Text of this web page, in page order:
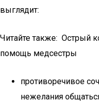
выглядит:
Читайте также: Острый
помощь медсестры
противоречивое
нежелания